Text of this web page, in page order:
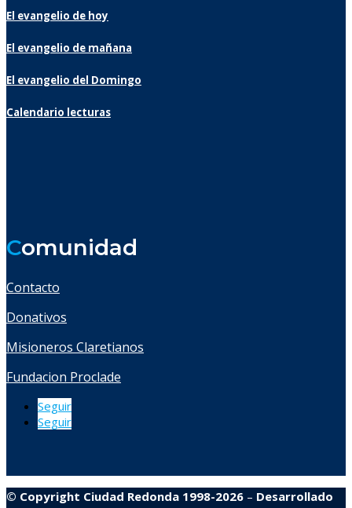
El evangelio de hoy
El evangelio de mañana
El evangelio del Domingo
Calendario lecturas
Comunidad
Contacto
Donativos
Misioneros Claretianos
Fundacion Proclade
Seguir
Seguir
© Copyright Ciudad Redonda 1998-2026 – Desarrollado